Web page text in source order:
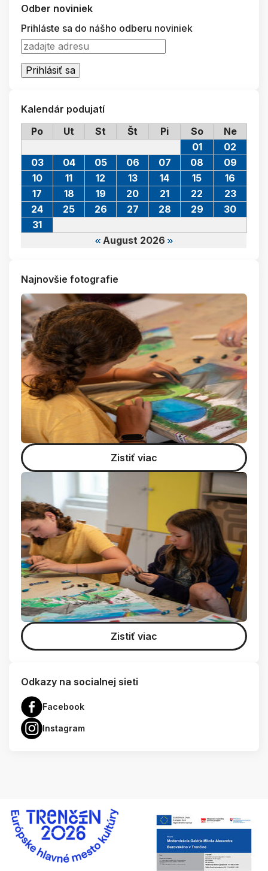
Odber noviniek
Prihláste sa do nášho odberu noviniek
Kalendár podujatí
Po
Ut St Št Pi So Ne
August 2026
01
02
03
04 05 06 07 08
09
10
11 12 13 14 15
16
17
18 19 20 21 22
23
24
25 26 27 28 29
30
31
Najnovšie fotografie
Zistiť viac
Zistiť viac
Odkazy na socialnej sieti
Facebook
Instagram